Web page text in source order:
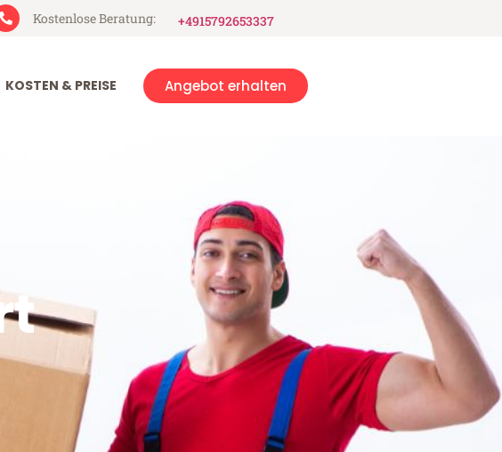
Kostenlose Beratung: +4915792653337
KOSTEN & PREISE Angebot erhalten